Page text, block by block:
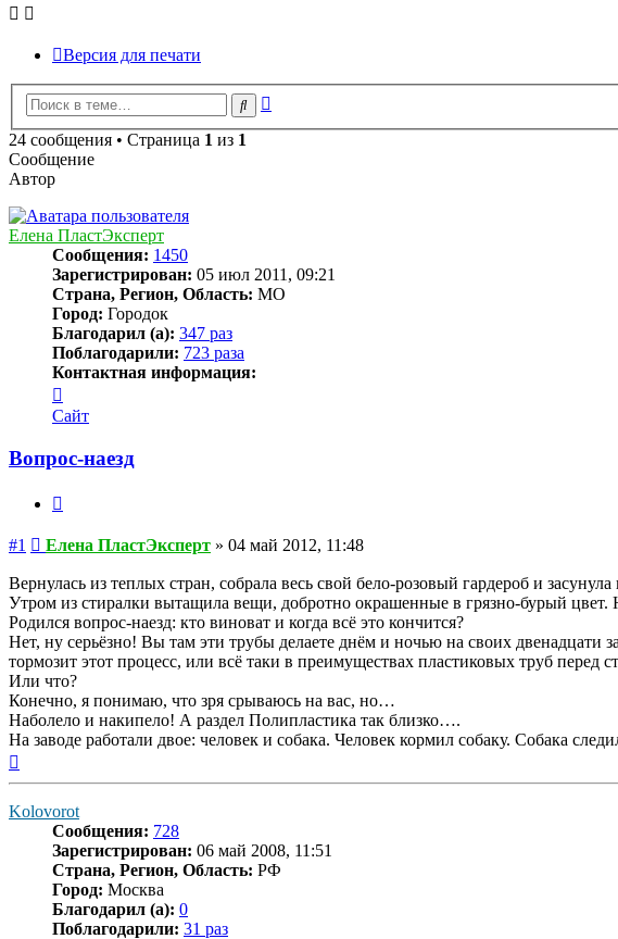
Версия для печати
Поиск
24 сообщения • Страница 1 из 1
Сообщение
Автор
Елена ПластЭксперт
Сообщения: 1450
Зарегистрирован: 05 июл 2011, 09:21
Страна, Регион, Область: МО
Город: Городок
Благодарил (а): 347 раз
Поблагодарили: 723 раза
Контактная информация:
информация
пользователя
ПластЭксперт
Сайт
Вопрос-наезд
#1 Сообщение
Елена ПластЭксперт » 04 май 2012, 11:48
Вернулась из теплых стран, собрала весь свой бело-розовый гардероб и
Утром из стиралки вытащила вещи, добротно окрашенные в грязно-бурый
Родился вопрос-наезд: кто виноват и когда всё это кончится?
Нет, ну серьёзно! Вы там эти трубы делаете днём и ночью на своих двенадцати
тормозит этот процесс, или всё таки в преимуществах пластиковых труб
Или что?
Конечно, я понимаю, что зря срываюсь на вас, но…
Наболело и накипело! А раздел Полипластика так близко….
На заводе работали двое: человек и собака. Человек кормил собаку. Собака
Kolovorot
Сообщения: 728
Зарегистрирован: 06 май 2008, 11:51
Страна, Регион, Область: РФ
Город: Москва
Благодарил (а): 0
Поблагодарили: 31 раз